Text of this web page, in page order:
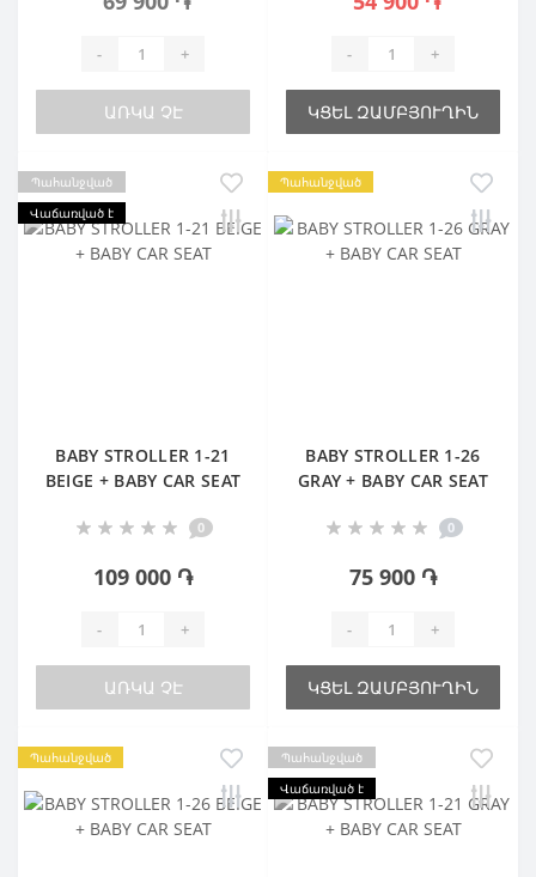
- +
ԱՌԿԱ ՉԷ
- +
ԿՑԵԼ ԶԱՄԲՅՈՒՂԻՆ
Պահանջված
Վաճառված է
BABY STROLLER 1-21
BEIGE + BABY CAR SEAT
0
109 000 ֏
- +
ԱՌԿԱ ՉԷ
Պահանջված
BABY STROLLER 1-26
GRAY + BABY CAR SEAT
0
75 900 ֏
- +
ԿՑԵԼ ԶԱՄԲՅՈՒՂԻՆ
Պահանջված
Պահանջված
Վաճառված է